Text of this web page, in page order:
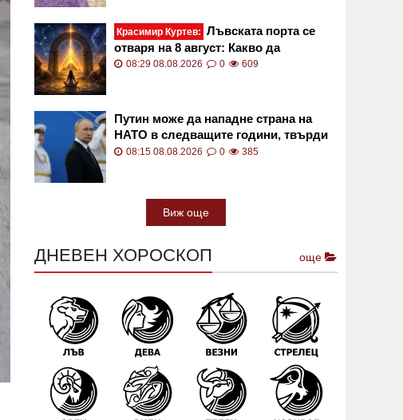
Красимир Куртев: Лъвската порта се
отваря на 8 август: Какво да
поискаме от Вселената
08:29 08.08.2026 0 609
Путин може да нападне страна на
НАТО в следващите години, твърди
американското разузнаване
08:15 08.08.2026 0 385
Виж още
ДНЕВЕН ХОРОСКОП още